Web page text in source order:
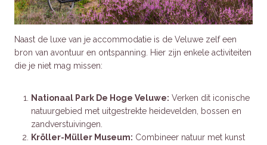
Naast de luxe van je accommodatie is de Veluwe zelf een
bron van avontuur en ontspanning. Hier zijn enkele activiteiten
die je niet mag missen:
Nationaal Park De Hoge Veluwe: Verken dit iconische
natuurgebied met uitgestrekte heidevelden, bossen en
zandverstuivingen.
Kröller-Müller Museum: Combineer natuur met kunst